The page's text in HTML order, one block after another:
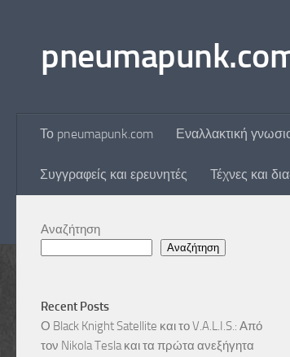
Το pneumapunk.com Εναλλακτική
Συγγραφείς και ερευνητές Τέχνες και
Αναζήτηση
Αναζήτηση
Recent Posts
Ο Black Knight Satellite και το V.A.L.I.S.: Από
τον Nikola Tesla και τα πρώτα ανεξήγητα